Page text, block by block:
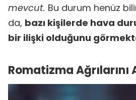
mevcut. Bu durum henüz
da, bazı kişilerde hava
bir ilişki olduğunu
Romatizma